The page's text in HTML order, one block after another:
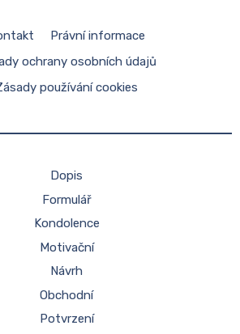
Právní informace
ochrany osobních údajů
používání cookies
Dopis
Formulář
Kondolence
Motivační
Návrh
Obchodní
Potvrzení